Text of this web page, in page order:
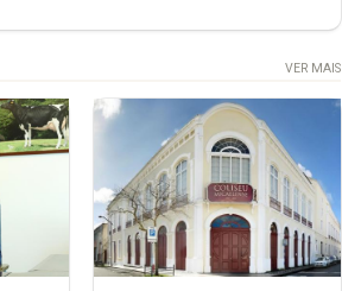
VER MAIS